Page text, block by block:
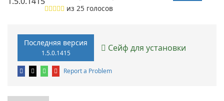
из 25 голосов
Последняя версия
1.5.0.1415 Сейф для установки
Report a Problem